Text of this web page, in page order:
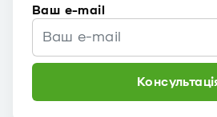
Ваш e-mail